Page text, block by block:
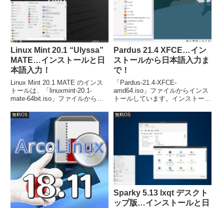
Linux Mint 20.1 “Ulyssa”
MATE…インストールと日
本語入力！
Linux Mint 20.1 MATE のインス
トールは、「linuxmint-20.1-
mate-64bit.iso」ファイルから行
は、1GBのRAM、15GBのディス
ク容量、1024×768の解像度とな
っています。
Pardus 21.4 XFCE…イン
ストールから日本語入力ま
で！
「Pardus-21.4-XFCE-
amd64.iso」ファイルからインス
トールしています。インストール
入力の設定については、別途対応
が必要でした。
無料OS 無料OS
Sparky 5.13 lxqt デスクト
ップ版…インストールと日